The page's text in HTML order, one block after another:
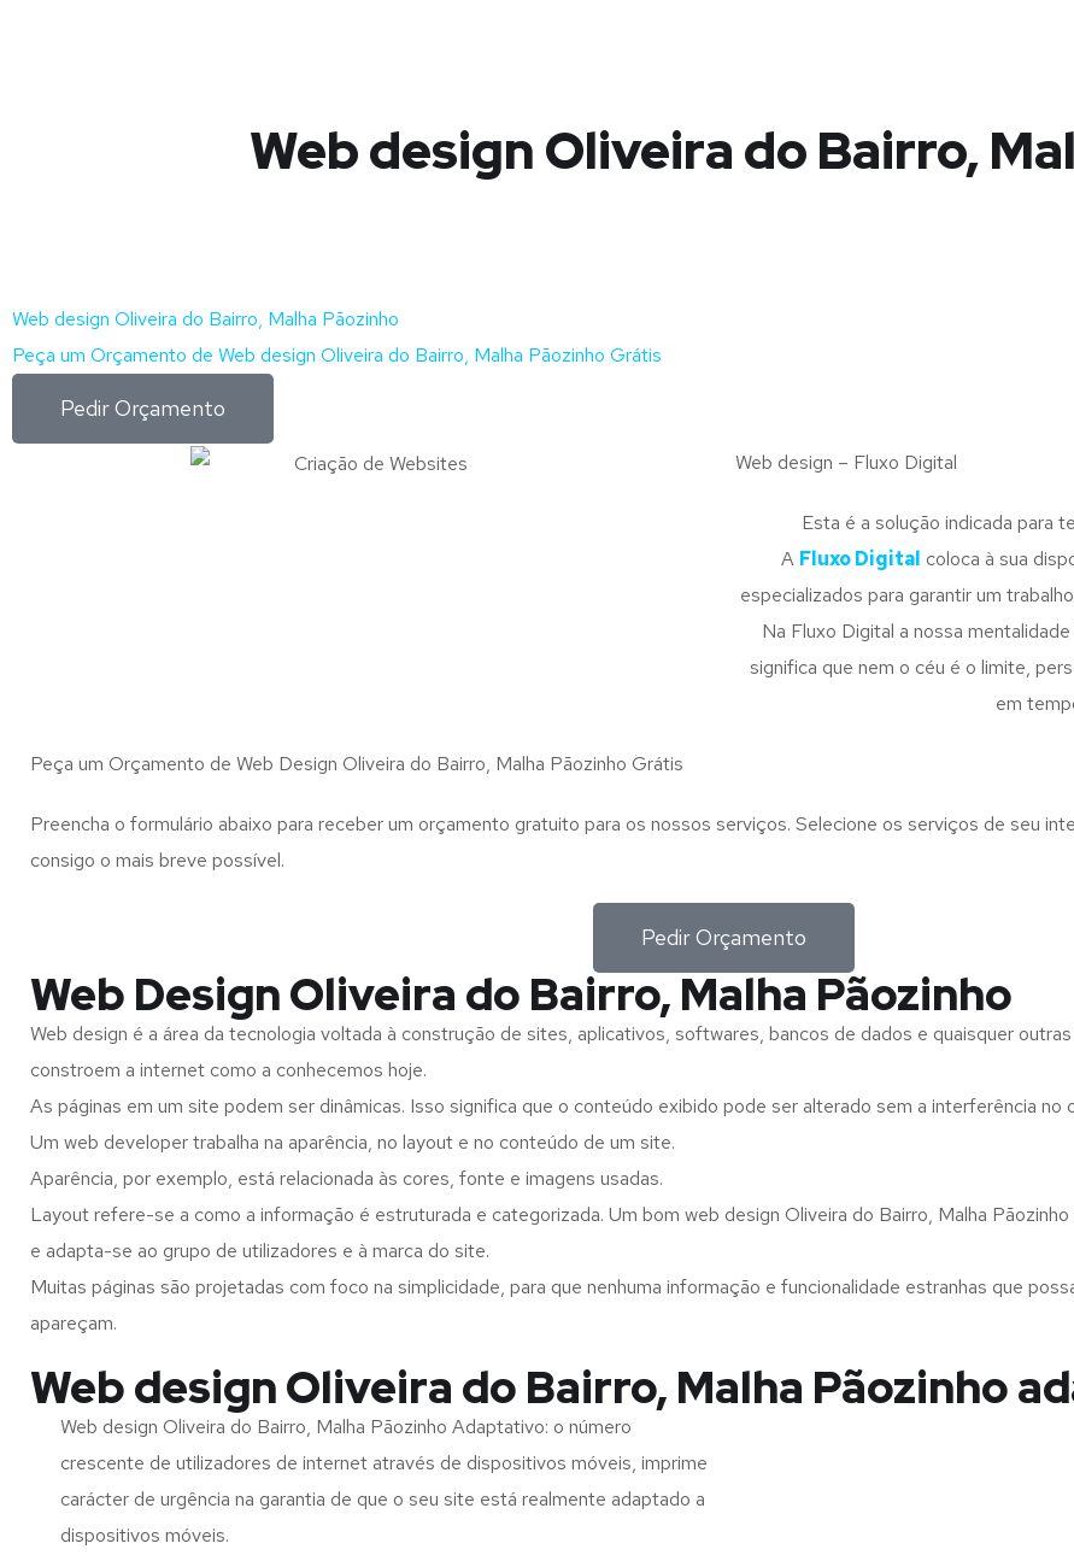
Web design Oliveira do Bairro,
Web design Oliveira do Bairro, Malha Pãozinho
Peça um Orçamento de Web design Oliveira do Bairro, Malha Pãozinho Grátis
Pedir Orçamento
Web design – Fluxo Digital
Esta é a solução indicada para
A Fluxo Digital coloca à sua
especializados para garantir um
Na Fluxo Digital a nossa mentalidade
significa que nem o céu é o limite,
em
Peça um Orçamento de Web Design Oliveira do Bairro, Malha Pãozinho Grátis
Preencha o formulário abaixo para receber um orçamento gratuito para os nossos serviços. Selecione os serviços de seu
consigo o mais breve possível.
Pedir Orçamento
Web Design Oliveira do Bairro, Malha Pãozinho
Web design é a área da tecnologia voltada à construção de sites, aplicativos, softwares, bancos de dados e quaisquer
constroem a internet como a conhecemos hoje.
As páginas em um site podem ser dinâmicas. Isso significa que o conteúdo exibido pode ser alterado sem a interferência no
Um web developer trabalha na aparência, no layout e no conteúdo de um site.
Aparência, por exemplo, está relacionada às cores, fonte e imagens usadas.
Layout refere-se a como a informação é estruturada e categorizada. Um bom web design Oliveira do Bairro, Malha
e adapta-se ao grupo de utilizadores e à marca do site.
Muitas páginas são projetadas com foco na simplicidade, para que nenhuma informação e funcionalidade estranhas que
apareçam.
Web design Oliveira do Bairro, Malha Pãozinho
Web design Oliveira do Bairro, Malha Pãozinho Adaptativo: o número
crescente de utilizadores de internet através de dispositivos móveis, imprime
carácter de urgência na garantia de que o seu site está realmente adaptado a
dispositivos móveis.